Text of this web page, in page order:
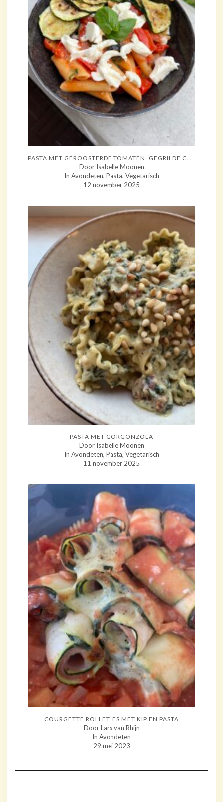
Door Isabelle Moonen
In Avondeten, Pasta, Vegetarisch
12 november 2025
PASTA MET GORGONZOLA
Door Isabelle Moonen
In Avondeten, Pasta, Vegetarisch
11 november 2025
COURGETTE ROLLETJES MET KIP EN PASTA
Door Lars van Rhijn
In Avondeten
29 mei 2023